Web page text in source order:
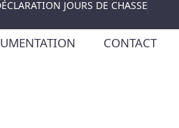
JOURS DE CHASSE
CONTACT